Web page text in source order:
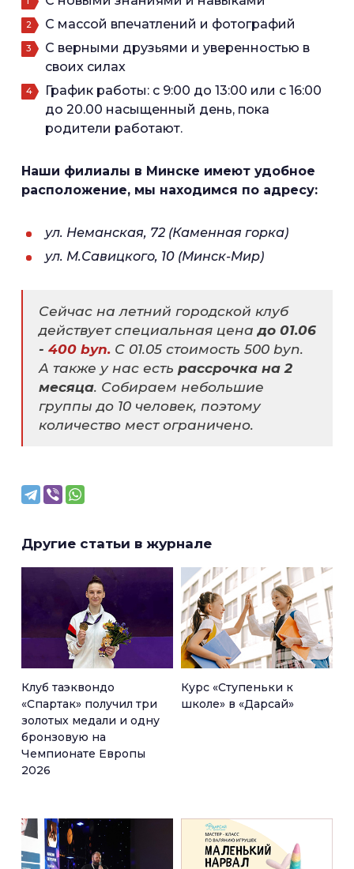
С массой впечатлений и фотографий
С верными друзьями и уверенностью в
своих силах
График работы: с 9:00 до 13:00 или с 16:00
до 20.00 насыщенный день, пока
родители работают.
Наши филиалы в Минске имеют удобное
расположение, мы находимся по адресу:
ул. Неманская, 72 (Каменная горка)
ул. М.Савицкого, 10 (Минск-Мир)
Сейчас на летний городской клуб
действует специальная цена до 01.06
- 400 byn. С 01.05 стоимость 500 byn.
А также у нас есть рассрочка на 2
месяца. Собираем небольшие
группы до 10 человек, поэтому
количество мест ограничено.
Другие статьи в журнале
Клуб таэквондо
«Спартак» получил три
золотых медали и одну
бронзовую на
Чемпионате Европы
2026
Курс «Ступеньки к
школе» в «Дарсай»